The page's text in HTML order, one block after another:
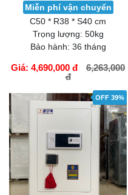
Miễn phí vận chuyển
C50 * R38 * S40 cm
Trọng lượng: 50kg
Bảo hành: 36 tháng
Giá: 4,690,000 đ
6,263,000
đ
OFF 39%